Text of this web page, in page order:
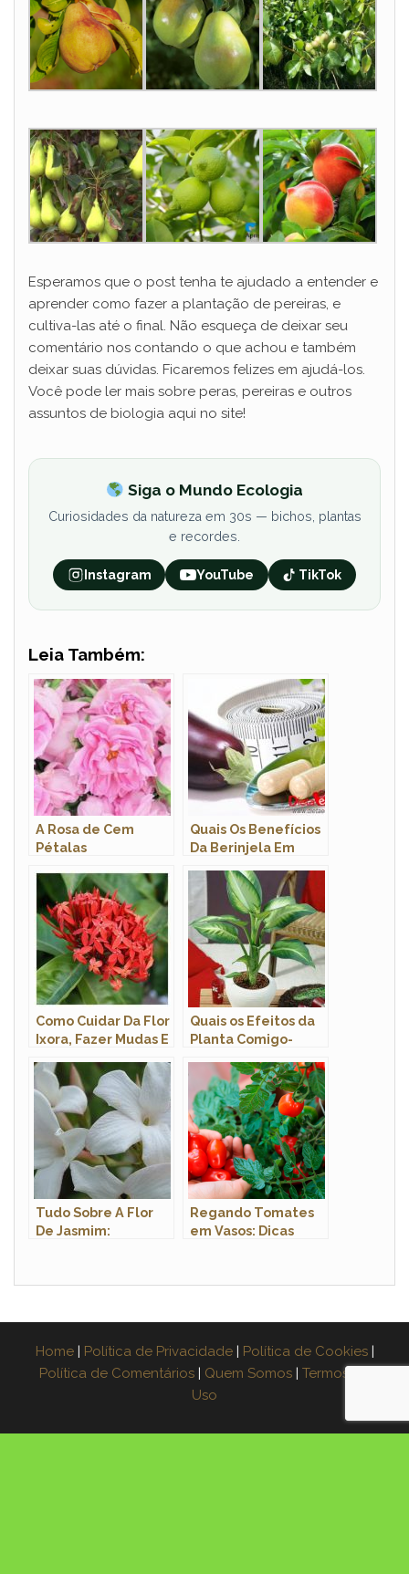
Esperamos que o post tenha te ajudado a entender e
aprender como fazer a plantação de pereiras, e
cultiva-las até o final. Não esqueça de deixar seu
comentário nos contando o que achou e também
deixar suas dúvidas. Ficaremos felizes em ajudá-los.
Você pode ler mais sobre peras, pereiras e outros
assuntos de biologia aqui no site!
Siga o Mundo Ecologia
Curiosidades da natureza em 30s — bichos, plantas
e recordes.
Instagram YouTube TikTok
Leia Também:
A Rosa de Cem
Pétalas
Quais Os Benefícios
Da Berinjela Em
Serve?
Como Cuidar Da Flor
Ixora, Fazer Mudas E
Quais os Efeitos da
Planta Comigo-
Tudo Sobre A Flor
De Jasmim:
Fotos
Regando Tomates
em Vasos: Dicas
Home | Política de Privacidade | Política de Cookies |
Política de Comentários | Quem Somos | Termos de
Uso